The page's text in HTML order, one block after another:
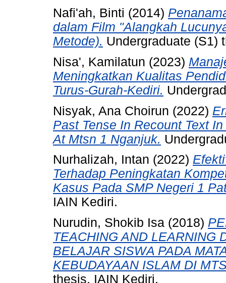
Nafi'ah, Binti (2014)
dalam Film "Alangkah
Metode). Undergraduate (S1)
Nisa', Kamilatun (2023)
Meningkatkan Kualitas
Turus-Gurah-Kediri.
Nisyak, Ana Choirun (2022)
Past Tense In Recount Text
At Mtsn 1 Nganjuk.
Nurhalizah, Intan (2022)
Terhadap Peningkatan
Kasus Pada SMP Negeri 1
IAIN Kediri.
Nurudin, Shokib Isa (2018)
TEACHING AND LEARNING
BELAJAR SISWA PADA
KEBUDAYAAN ISLAM DI
thesis, IAIN Kediri.